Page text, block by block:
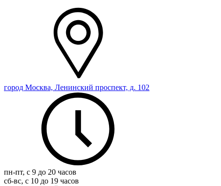
город Москва, Ленинский проспект, д. 102
пн-пт, с 9 до 20 часов
сб-вс, с 10 до 19 часов